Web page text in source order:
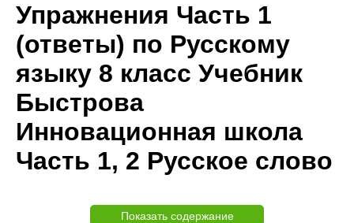
Упражнения Часть 1
(ответы) по Русскому
языку 8 класс Учебник
Быстрова
Инновационная школа
Часть 1, 2 Русское слово
Показать содержание